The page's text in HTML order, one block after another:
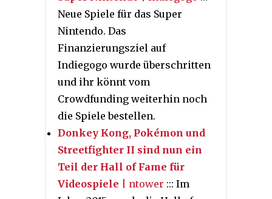
Neue Spiele für das Super
Nintendo. Das
Finanzierungsziel auf
Indiegogo wurde überschritten
und ihr könnt vom
Crowdfunding weiterhin noch
die Spiele bestellen.
Donkey Kong, Pokémon und
Streetfighter II sind nun ein
Teil der Hall of Fame für
Videospiele | ntower ::: Im